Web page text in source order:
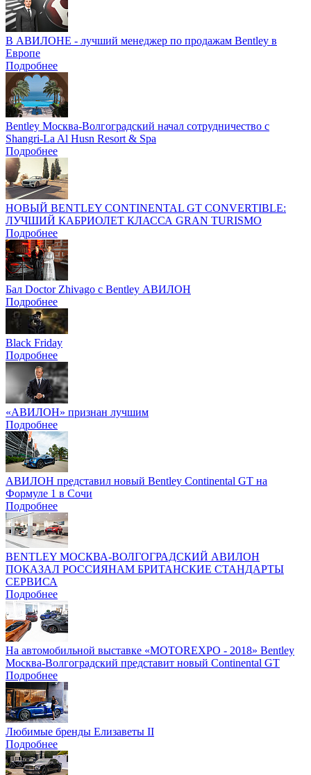
В АВИЛОНЕ - лучший менеджер по продажам Bentley в
Европе
Подробнее
Bentley Москва-Волгоградский начал сотрудничество с
Shangri-La Al Husn Resort & Spa
Подробнее
НОВЫЙ BENTLEY CONTINENTAL GT CONVERTIBLE:
ЛУЧШИЙ КАБРИОЛЕТ КЛАССА GRAN TURISMO
Подробнее
Бал Doctor Zhivago с Bentley АВИЛОН
Подробнее
Black Friday
Подробнее
«АВИЛОН» признан лучшим
Подробнее
АВИЛОН представил новый Bentley Continental GT на
Формуле 1 в Сочи
Подробнее
BENTLEY МОСКВА-ВОЛГОГРАДСКИЙ АВИЛОН
ПОКАЗАЛ РОССИЯНАМ БРИТАНСКИЕ СТАНДАРТЫ
СЕРВИСА
Подробнее
На автомобильной выставке «MOTOREXPO - 2018» Bentley
Москва-Волгоградский представит новый Continental GT
Подробнее
Любимые бренды Елизаветы II
Подробнее